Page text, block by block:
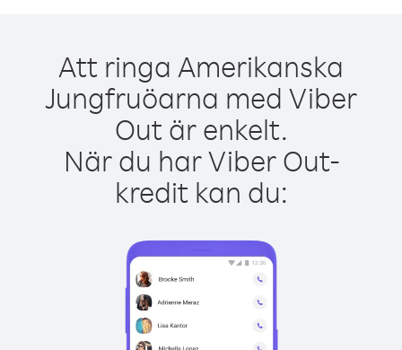
Att ringa Amerikanska
Jungfruöarna med Viber
Out är enkelt.
När du har Viber Out-
kredit kan du: